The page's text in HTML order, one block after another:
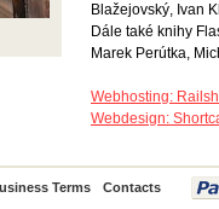
Blažejovský, Ivan
Dále také knihy
Marek Perútka,
Webhosting:
Webdesign:
Terms Contacts